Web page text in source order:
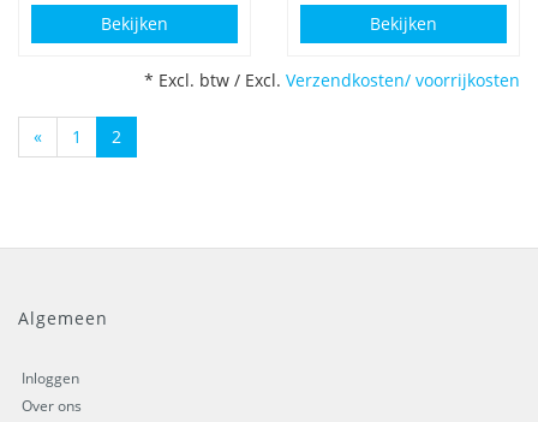
Bekijken Bekijken
* Excl. btw / Excl. Verzendkosten/ voorrijkosten
« 1 2
Algemeen
Inloggen
Over ons